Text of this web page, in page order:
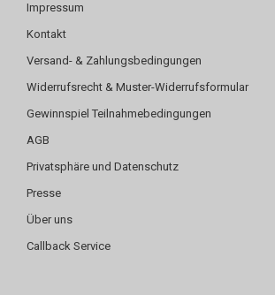
Impressum
Kontakt
Versand- & Zahlungsbedingungen
Widerrufsrecht & Muster-Widerrufsformular
Gewinnspiel Teilnahmebedingungen
AGB
Privatsphäre und Datenschutz
Presse
Über uns
Callback Service